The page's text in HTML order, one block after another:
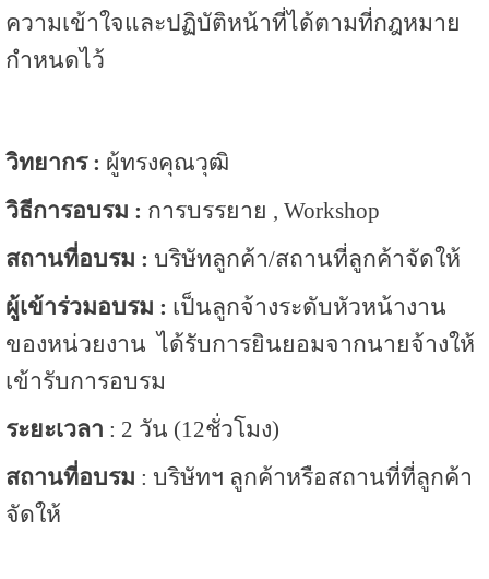
ความเข้าใจและปฏิบัติหน้าที่ได้ตามที่กฎหมาย
กำหนดไว้
วิทยากร: ผู้ทรงคุณวุฒิ
วิธีการอบรม : การบรรยาย , Workshop
สถานที่อบรม : บริษัทลูกค้า/สถานที่ลูกค้าจัดให้
ผู้เข้าร่วมอบรม : เป็นลูกจ้างระดับหัวหน้างาน
ของหน่วยงาน ได้รับการยินยอมจากนายจ้างให้
เข้ารับการอบรม
ระยะเวลา : 2 วัน (12ชั่วโมง)
สถานที่อบรม : บริษัทฯ ลูกค้าหรือสถานที่ที่ลูกค้า
จัดให้